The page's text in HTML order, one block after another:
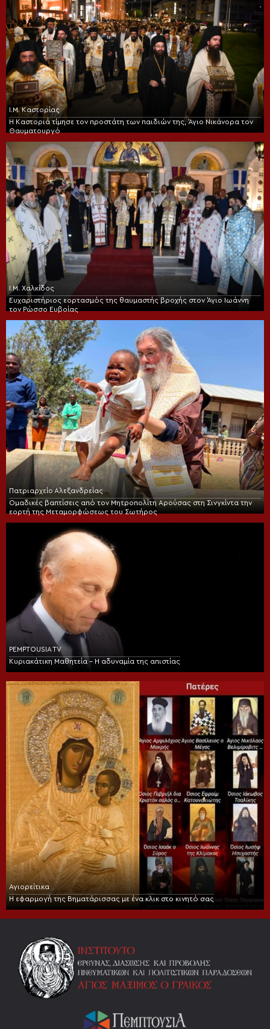
Ι.Μ. Καστορίας
Η Καστοριά τίμησε τον προστάτη των παιδιών της, Άγιο Νικάνορα τον
Θαυματουργό
Ι.Μ. Χαλκίδος
Ευχαριστήριος εορτασμός της θαυμαστής βροχής στον Άγιο Ιωάννη
τον Ρώσσο Ευβοίας
Πατριαρχείο Αλεξανδρείας
Ομαδικές βαπτίσεις από τον Μητροπολίτη Αρούσας στη Σινγκίντα την
εορτή της Μεταμορφώσεως του Σωτήρος
PEMPTOUSIA TV
Κυριακάτικη Μαθητεία – Η αδυναμία της απιστίας
Αγιορείτικα
Η εφαρμογή της Βηματάρισσας με ένα κλικ στο κινητό σας